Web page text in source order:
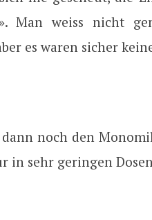
Man weiss nicht
es waren sicher
dann noch den
in sehr geringen